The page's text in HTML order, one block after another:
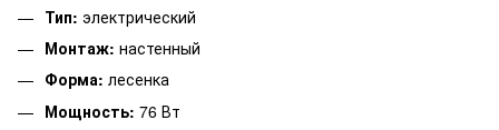
Тип: электрический
Монтаж: настенный
Форма: лесенка
Мощность: 76 Вт